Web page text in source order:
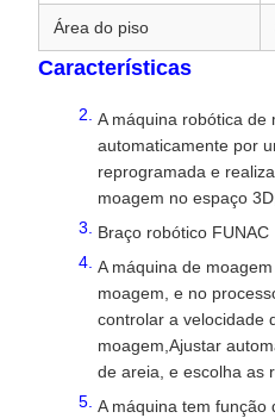
Área do piso
Características
A máquina robótica de
automaticamente por
reprogramada e
moagem no espaço
Braço robótico FUNAC
A máquina de
moagem, e no
controlar a velocidade
moagem,Ajustar
de areia, e escolha as
A máquina tem função